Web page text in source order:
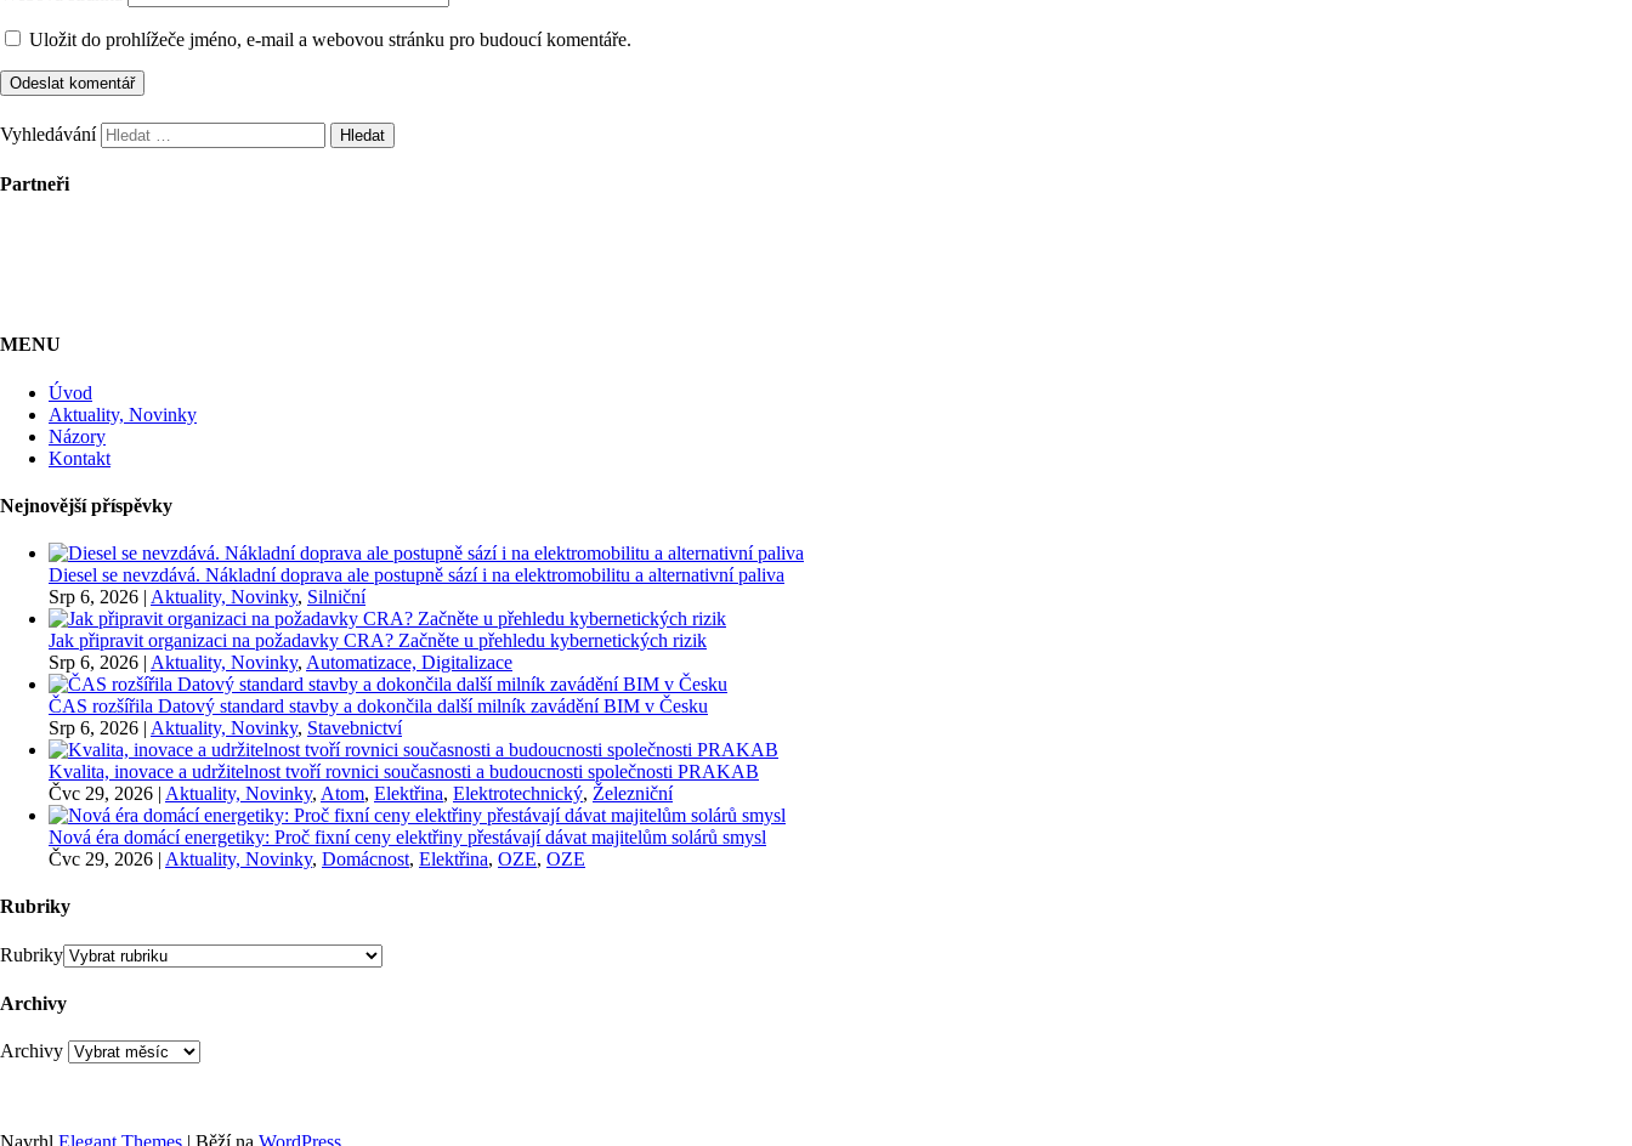
Uložit do prohlížeče jméno, e-mail a webovou stránku pro budoucí komentáře.
Vyhledávání
Partneři
MENU
Úvod
Aktuality, Novinky
Názory
Kontakt
Nejnovější příspěvky
Diesel se nevzdává. Nákladní doprava ale postupně sází i na elektromobilitu a alternativní paliva
Srp 6, 2026 | Aktuality, Novinky, Silniční
Jak připravit organizaci na požadavky CRA? Začněte u přehledu kybernetických rizik
Srp 6, 2026 | Aktuality, Novinky, Automatizace, Digitalizace
ČAS rozšířila Datový standard stavby a dokončila další milník zavádění BIM v Česku
Srp 6, 2026 | Aktuality, Novinky, Stavebnictví
Kvalita, inovace a udržitelnost tvoří rovnici současnosti a budoucnosti společnosti PRAKAB
Čvc 29, 2026 | Aktuality, Novinky, Atom, Elektřina, Elektrotechnický, Železniční
Nová éra domácí energetiky: Proč fixní ceny elektřiny přestávají dávat majitelům solárů smysl
Čvc 29, 2026 | Aktuality, Novinky, Domácnost, Elektřina, OZE, OZE
Rubriky
Rubriky
Archivy
Archivy
Navrhl Elegant Themes | Běží na WordPress